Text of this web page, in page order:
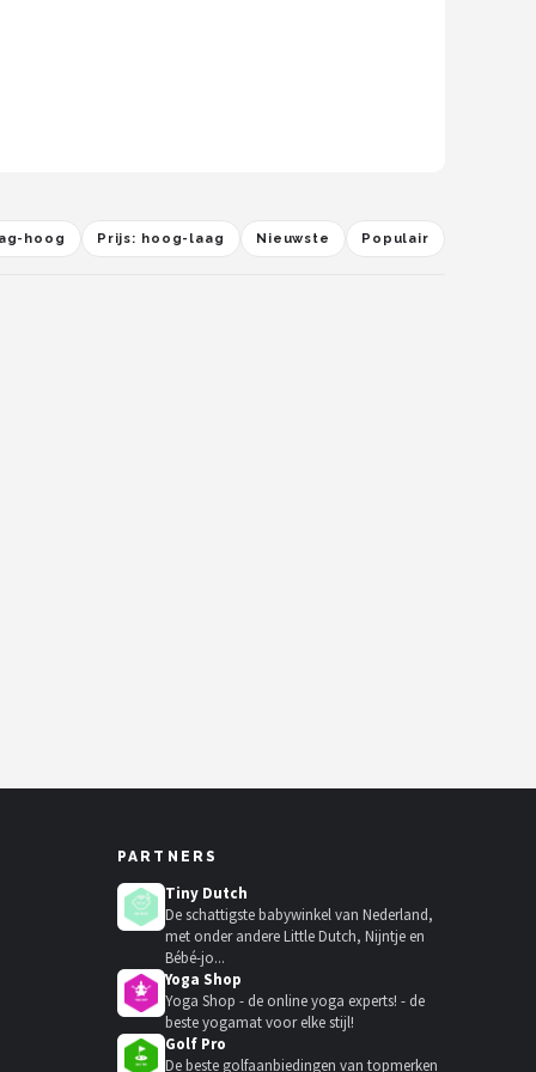
hoog Prijs: hoog-laag Nieuwste Populair
PARTNERS
Tiny Dutch
De schattigste babywinkel van Nederland,
met onder andere Little Dutch, Nijntje en
Bébé-jo...
Yoga Shop
Yoga Shop - de online yoga experts! - de
beste yogamat voor elke stijl!
Golf Pro
De beste golfaanbiedingen van topmerken